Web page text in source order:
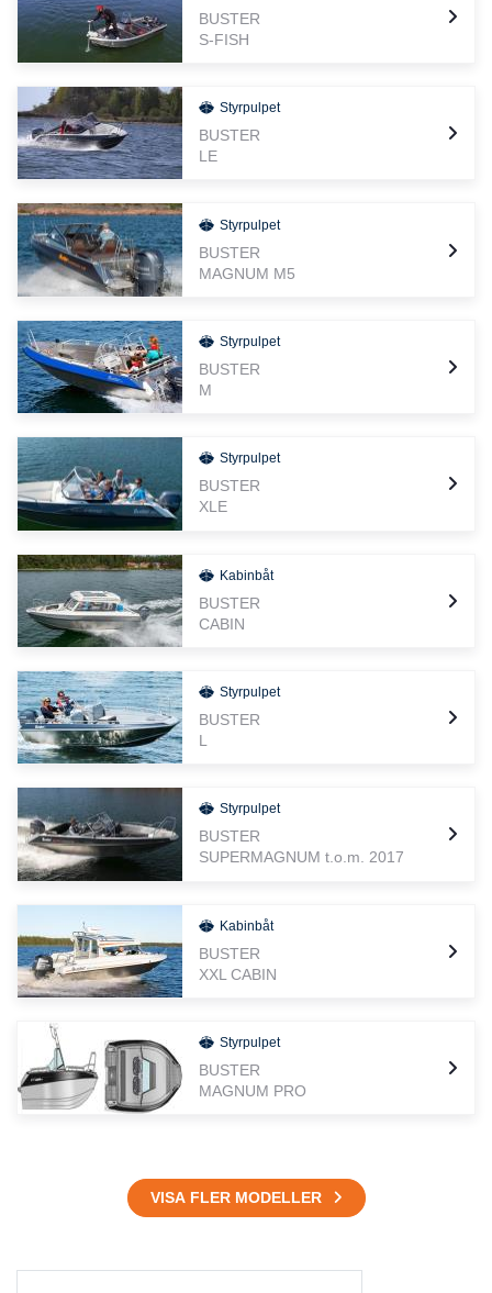
BUSTER
S-FISH
Styrpulpet
BUSTER
LE
Styrpulpet
BUSTER
MAGNUM M5
Styrpulpet
BUSTER
M
Styrpulpet
BUSTER
XLE
Kabinbåt
BUSTER
CABIN
Styrpulpet
BUSTER
L
Styrpulpet
BUSTER
SUPERMAGNUM t.o.m. 2017
Kabinbåt
BUSTER
XXL CABIN
Styrpulpet
BUSTER
MAGNUM PRO
VISA FLER MODELLER